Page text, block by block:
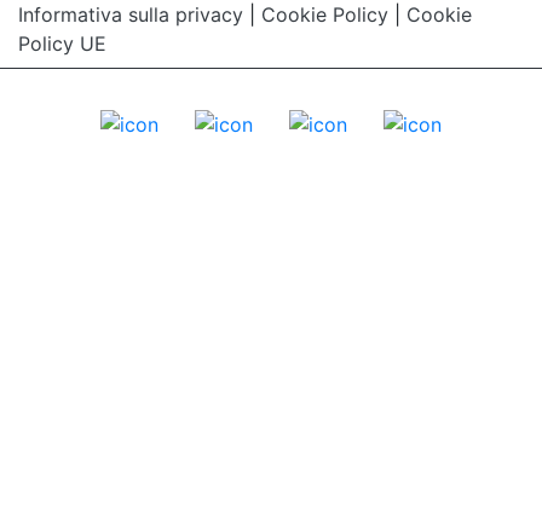
Informativa sulla privacy
Cookie Policy
Cookie
Policy UE